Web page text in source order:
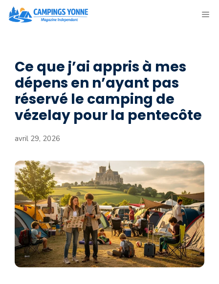
Aller
Ce que j’ai appris à mes
dépens en n’ayant pas
réservé le camping de
vézelay pour la pentecôte
avril 29, 2026